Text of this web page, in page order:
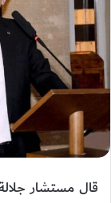
قال مستشار